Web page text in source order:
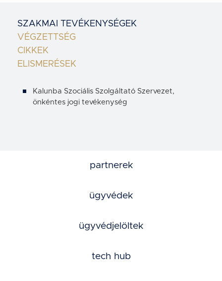
SZAKMAI TEVÉKENYSÉGEK
VÉGZETTSÉG
CIKKEK
ELISMERÉSEK
Kalunba Szociális Szolgáltató Szervezet,
önkéntes jogi tevékenység
partnerek
ügyvédek
ügyvédjelöltek
tech hub